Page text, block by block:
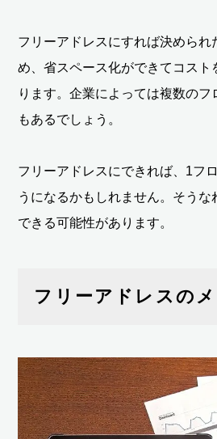
フリーアドレスにすれば決められ
め、省スペース化ができてコスト
ります。企業によっては複数のフ
もあるでしょう。
フリーアドレスにできれば、1フ
うになるかもしれません。そうな
できる可能性があります。
フリーアドレスの